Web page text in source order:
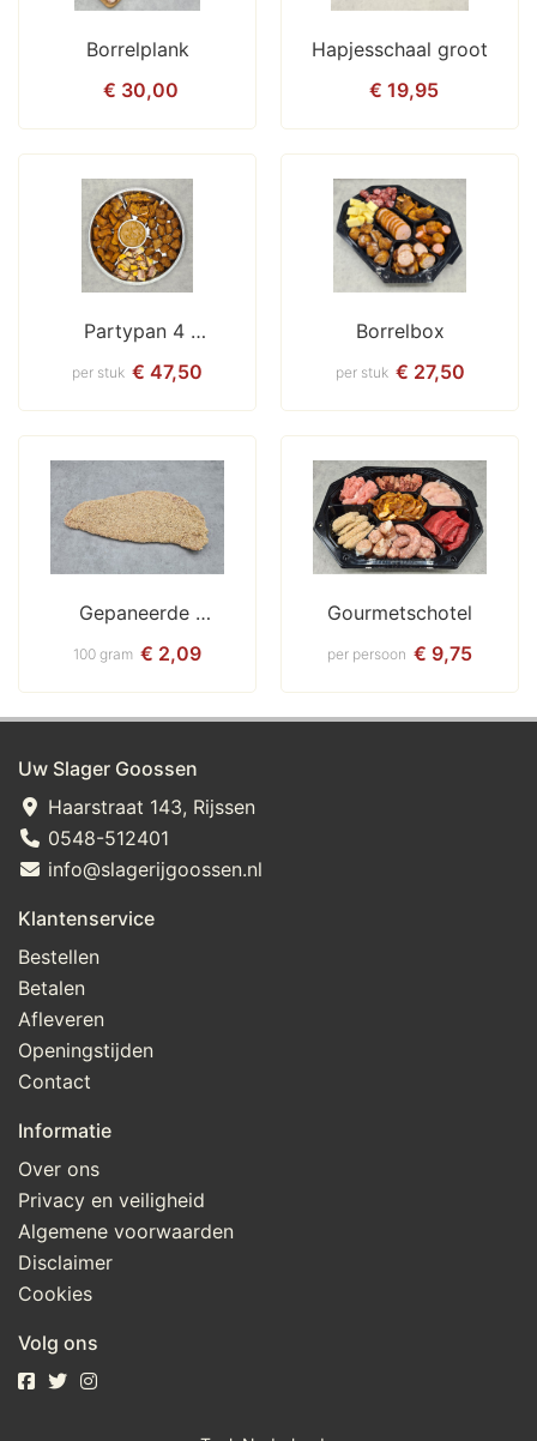
Borrelplank
€ 30,00
Hapjesschaal groot
€ 19,95
Partypan 4
Verrassingspan
€ 47,50
per stuk
Borrelbox
€ 27,50
per stuk
Gepaneerde
schnitzels
€ 2,09
100 gram
Gourmetschotel
€ 9,75
per persoon
Uw Slager Goossen
Haarstraat 143, Rijssen
0548-512401
info@slagerijgoossen.nl
Klantenservice
Bestellen
Betalen
Afleveren
Openingstijden
Contact
Informatie
Over ons
Privacy en veiligheid
Algemene voorwaarden
Disclaimer
Cookies
Volg ons